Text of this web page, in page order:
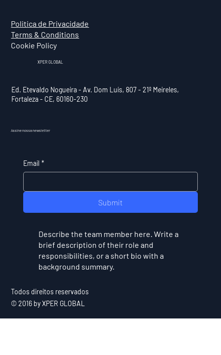
Politica de Privacidade
Terms & Conditions
Cookie Policy
XPER GLOBAL
Ed. Etevaldo Nogueira - Av. Dom Luís, 807 - 21º Meireles,
Fortaleza - CE, 60160-230
Assine nossa newsletter
Email *
Submit
Describe the team member here. Write a
brief description of their role and
responsibilities, or a short bio with a
background summary.
Todos direitos reservados
© 2016 by XPER GLOBAL